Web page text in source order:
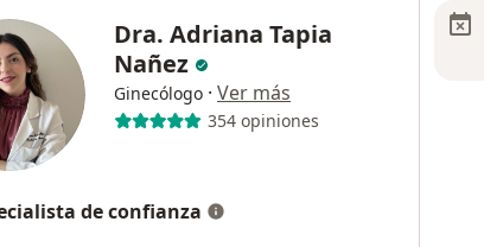
Dra. Adriana Tapia
Nañez
Ginecólogo · Ver más
354 opiniones
de confianza